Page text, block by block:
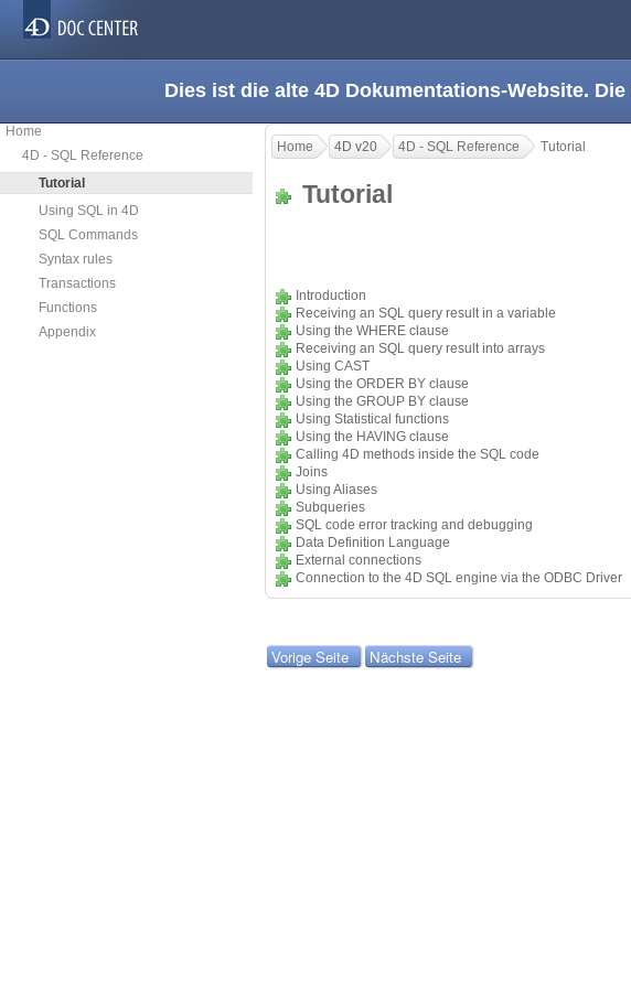
Dies ist die alte 4D Dokumentations-Website.
Home
4D - SQL Reference
Tutorial
Using SQL in 4D
SQL Commands
Syntax rules
Transactions
Functions
Appendix
Home 4D v20 4D - SQL Reference Tutorial
Tutorial
Introduction
Receiving an SQL query result in a variable
Using the WHERE clause
Receiving an SQL query result into arrays
Using CAST
Using the ORDER BY clause
Using the GROUP BY clause
Using Statistical functions
Using the HAVING clause
Calling 4D methods inside the SQL code
Joins
Using Aliases
Subqueries
SQL code error tracking and debugging
Data Definition Language
External connections
Connection to the 4D SQL engine via the ODBC Driver
Vorige Seite Nächste Seite